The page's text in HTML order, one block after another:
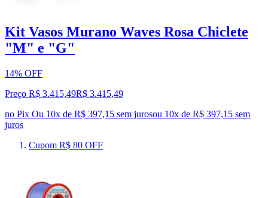
Kit Vasos Murano Waves Rosa Chiclete
"M" e "G"
14% OFF
Preço R$ 3.415,49R$ 3.415,49
no Pix Ou 10x de R$ 397,15 sem jurosou 10x de R$ 397,15 sem
juros
Cupom R$ 80 OFF